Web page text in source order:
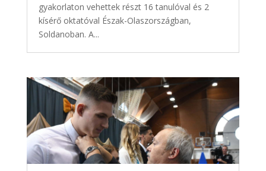
gyakorlaton vehettek részt 16 tanulóval és 2
kísérő oktatóval Észak-Olaszországban,
Soldanoban. A...